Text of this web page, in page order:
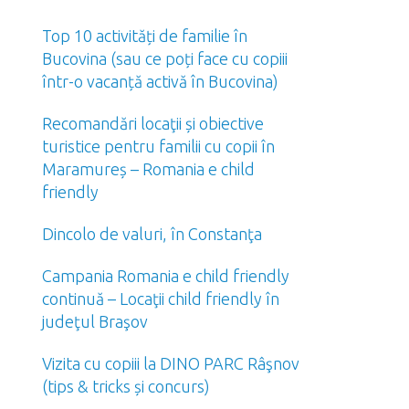
Top 10 activități de familie în
Bucovina (sau ce poți face cu copiii
într-o vacanță activă în Bucovina)
Recomandări locaţii și obiective
turistice pentru familii cu copii în
Maramureș – Romania e child
friendly
Dincolo de valuri, în Constanţa
Campania Romania e child friendly
continuă – Locaţii child friendly în
judeţul Braşov
Vizita cu copiii la DINO PARC Râşnov
(tips & tricks și concurs)